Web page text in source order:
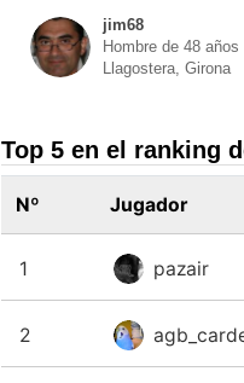
jim68
Hombre de 48 años
Llagostera, Girona
Top 5 en el ranking
Nº Jugador
1 pazair
2